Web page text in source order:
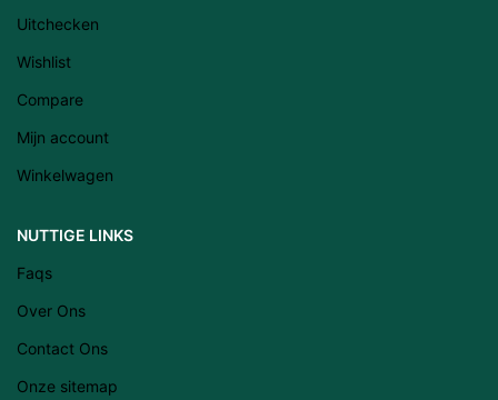
Uitchecken
Wishlist
Compare
Mijn account
Winkelwagen
NUTTIGE LINKS
Faqs
Over Ons
Contact Ons
Onze sitemap